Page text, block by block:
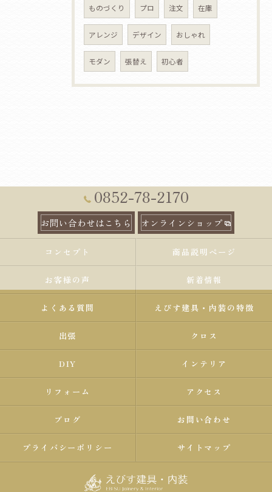
ものづくり プロ 注文 在庫
アレンジ デザイン おしゃれ
モダン 張替え 初心者
0852-78-2170
お問い合わせはこちら オンラインショップ
コンセプト 商品説明ページ
お客様の声 新着情報
よくある質問 えびす建具・内装の特徴
出張 クロス
DIY インテリア
リフォーム アクセス
ブログ お問い合わせ
プライバシーポリシー サイトマップ